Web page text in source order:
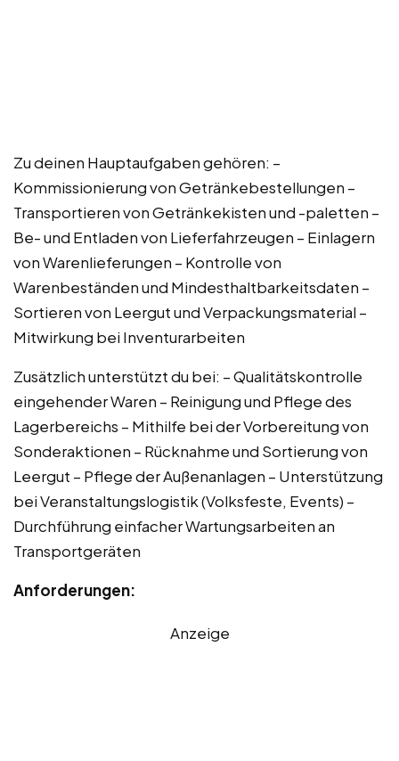
Zu deinen Hauptaufgaben gehören: –
Kommissionierung von Getränkebestellungen –
Transportieren von Getränkekisten und -paletten –
Be- und Entladen von Lieferfahrzeugen – Einlagern
von Warenlieferungen – Kontrolle von
Warenbeständen und Mindesthaltbarkeitsdaten –
Sortieren von Leergut und Verpackungsmaterial –
Mitwirkung bei Inventurarbeiten
Zusätzlich unterstützt du bei: – Qualitätskontrolle
eingehender Waren – Reinigung und Pflege des
Lagerbereichs – Mithilfe bei der Vorbereitung von
Sonderaktionen – Rücknahme und Sortierung von
Leergut – Pflege der Außenanlagen – Unterstützung
bei Veranstaltungslogistik (Volksfeste, Events) –
Durchführung einfacher Wartungsarbeiten an
Transportgeräten
Anforderungen:
Anzeige